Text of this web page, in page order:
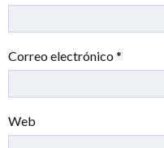
Correo electrónico*
Web